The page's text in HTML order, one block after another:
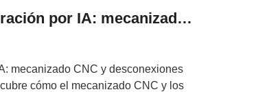
Revolucionando la refrigeración por IA: mecanizado CNC y desconexiones rápidas universales
mecanizado CNC y desconexiones
cómo el mecanizado CNC y los